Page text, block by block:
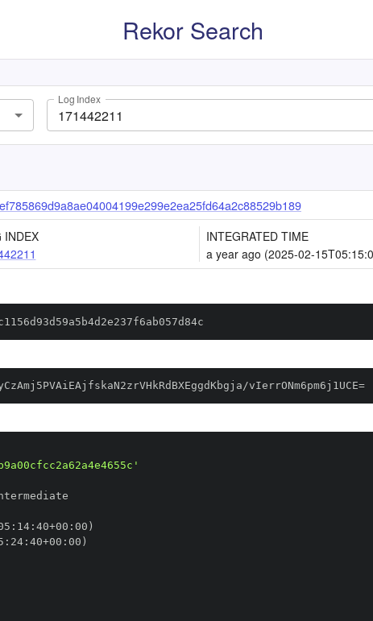
Rekor Search
Log Index
INDEX
INTEGRATED TIME
a year ago (2025-02-
vIerrONm6pm6j1UCE=
: 14: 40+00 :
: 24: 40+00 :